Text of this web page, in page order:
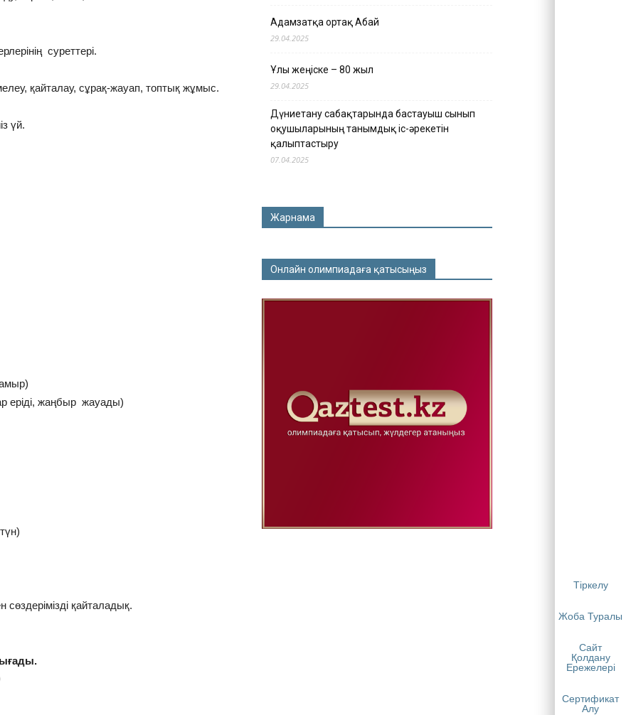
Тіркелу
Жоба Туралы
Сайт
Қолдану
Ережелері
Сертификат
Алу
суреттері.
қайталау, сұрақ-жауап, топтық жұмыс.
үй.
еріді, жаңбыр жауады)
сөздерімізді қайталадық.
Адамзатқа ортақ Абай
29.04.2025
Ұлы жеңіске – 80 жыл
29.04.2025
Дүниетану сабақтарында бастауыш сынып
оқушыларының танымдық іс-әрекетін
қалыптастыру
07.04.2025
Жарнама
Онлайн олимпиадаға қатысыңыз